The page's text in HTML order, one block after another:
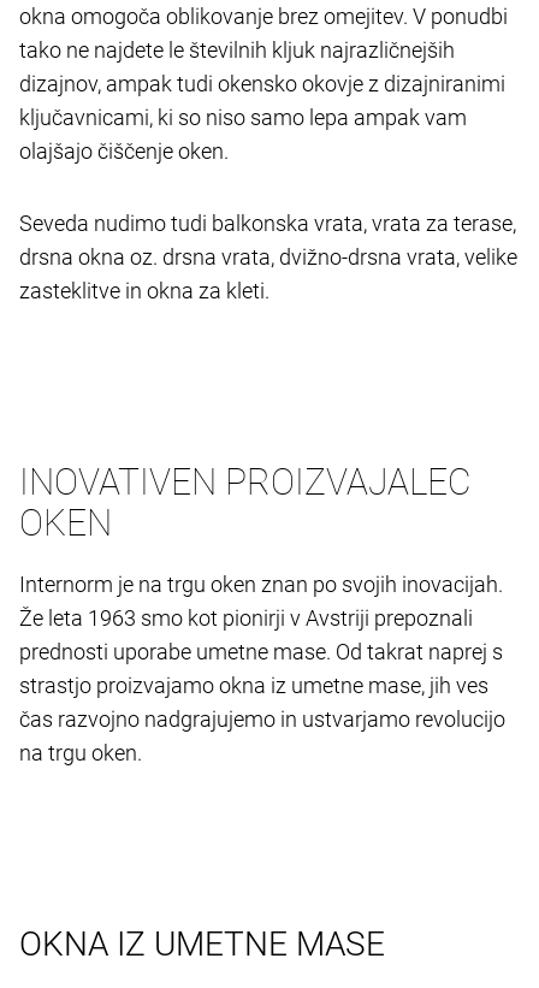
okna omogoča oblikovanje brez omejitev. V ponudbi
tako ne najdete le številnih kljuk najrazličnejših
dizajnov, ampak tudi okensko okovje z dizajniranimi
ključavnicami, ki so niso samo lepa ampak vam
olajšajo čiščenje oken.
Seveda nudimo tudi balkonska vrata, vrata za terase,
drsna okna oz. drsna vrata, dvižno-drsna vrata, velike
zasteklitve in okna za kleti.
INOVATIVEN PROIZVAJALEC
OKEN
Internorm je na trgu oken znan po svojih inovacijah.
Že leta 1963 smo kot pionirji v Avstriji prepoznali
prednosti uporabe umetne mase. Od takrat naprej s
strastjo proizvajamo okna iz umetne mase, jih ves
čas razvojno nadgrajujemo in ustvarjamo revolucijo
na trgu oken.
OKNA IZ UMETNE MASE